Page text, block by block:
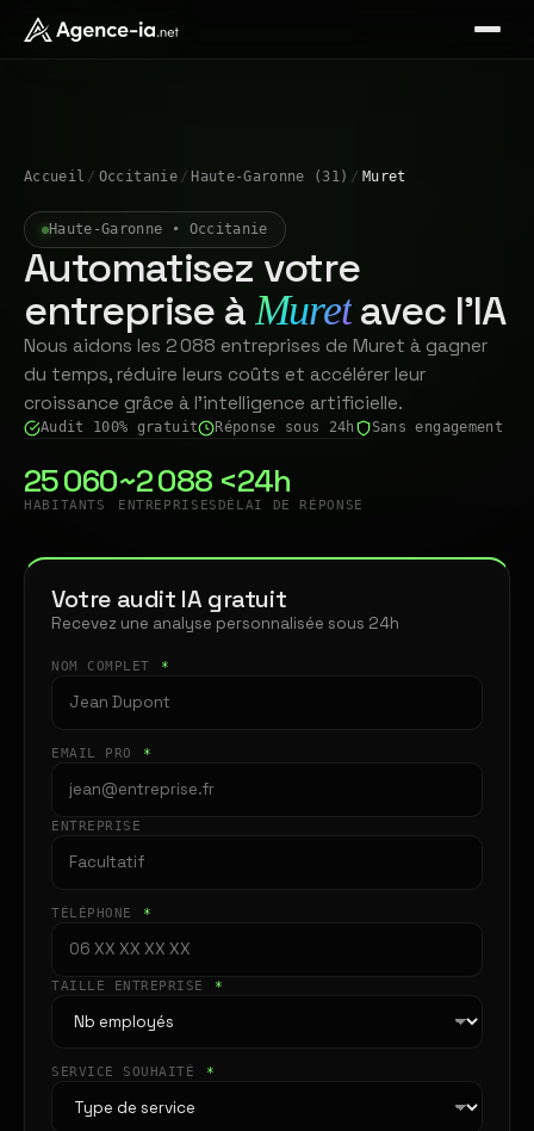
Accueil / Occitanie / Haute-Garonne (31) / Muret
Haute-Garonne • Occitanie
Automatisez votre
entreprise à Muretavec l'IA
Nous aidons les 2 088 entreprises de Muret à gagner
du temps, réduire leurs coûts et accélérer leur
croissance grâce à l'intelligence artificielle.
Audit 100% gratuit Réponse sous 24h Sans engagement
25 060
HABITANTS
~2 088
ENTREPRISES
<24h
DÉLAI DE RÉPONSE
Votre audit IA gratuit
Recevez une analyse personnalisée sous 24h
NOM COMPLET *
EMAIL PRO *
ENTREPRISE
TÉLÉPHONE *
TAILLE ENTREPRISE *
SERVICE SOUHAITÉ *